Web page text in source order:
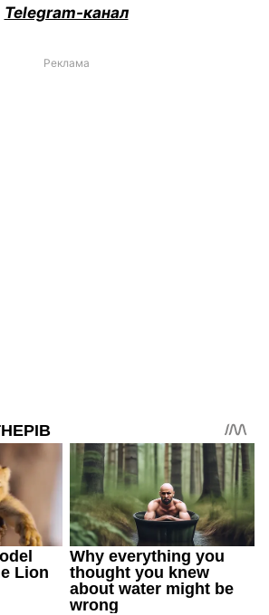
Telegram-канал
Реклама